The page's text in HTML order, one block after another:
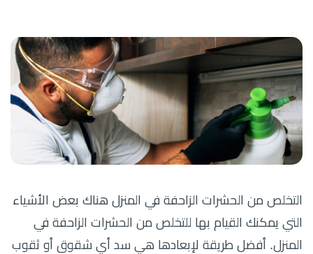
التخلص من الحشرات الزاحفة في المنزل هناك بعض الأشياء
التي يمكنك القيام بها للتخلص من الحشرات الزاحفة في
المنزل. أفضل طريقة لإبعادها هي سد أي شقوق أو ثقوب